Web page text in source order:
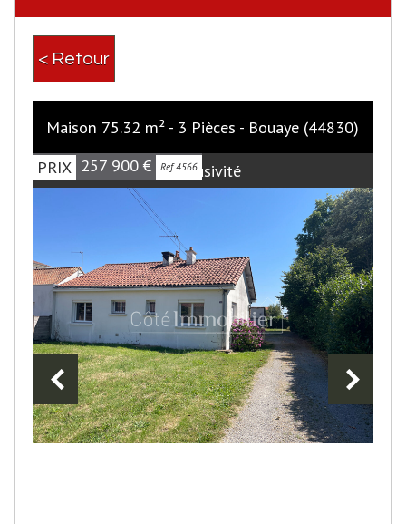
< Retour
Maison 75.32 m² - 3 Pièces - Bouaye (44830)
PRIX 257 900 € Ref 4566
Exclusivité